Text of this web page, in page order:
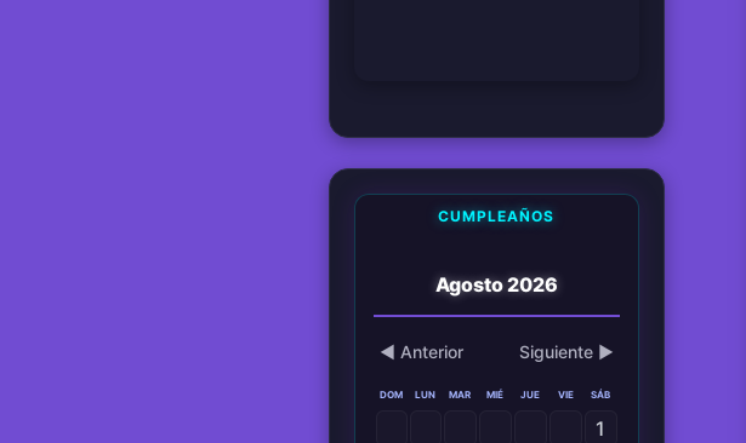
CUMPLEAÑOS
Agosto 2026
◀ Anterior Siguiente ▶
DOM LUN MAR MIÉ JUE VIE SÁB
1